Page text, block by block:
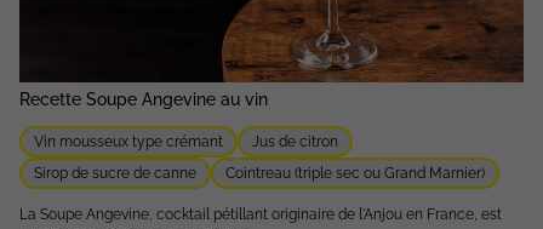
Recette Soupe Angevine au vin
Vin mousseux type crémant
Jus de citron
Sirop de sucre de canne
Cointreau (triple sec ou Grand Marnier)
La Soupe Angevine, cocktail pétillant originaire de l'Anjou en France, est